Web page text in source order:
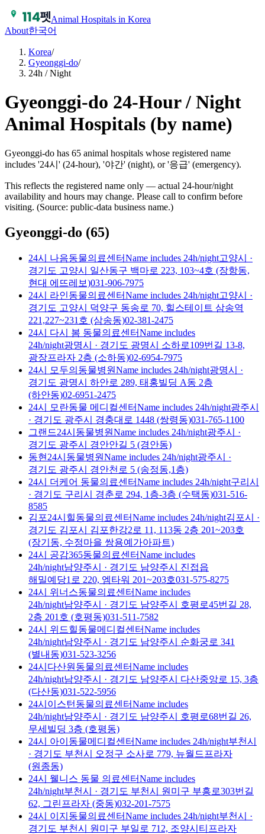
Animal Hospitals in Korea
About한국어
Korea/
Gyeonggi-do/
24h / Night
Gyeonggi-do 24-Hour / Night
Animal Hospitals (by name)
Gyeonggi-do has 65 animal hospitals whose registered name
includes '24시' (24-hour), '야간' (night), or '응급' (emergency).
This reflects the registered name only — actual 24-hour/night
availability and hours may change. Please call to confirm before
visiting. (Source: public-data business name.)
Gyeonggi-do (65)
24시 나음동물의료센터Name includes 24h/night고양시
·
경기도 고양시 일산동구 백마로 223, 103~4호 (장항동,
현대 에뜨레보)031-906-7975
24시 라인동물의료센터Name includes 24h/night고양시
·
경기도 고양시 덕양구 동송로 70, 힐스테이트 삼송역
221,227~231호 (삼송동)02-381-2475
24시 다시 봄 동물의료센터Name includes
24h/night광명시 · 경기도 광명시 소하로109번길 13-8,
광장프라자 2층 (소하동)02-6954-7975
24시 모두의동물병원Name includes 24h/night광명시
·
경기도 광명시 하안로 289, 태홍빌딩 A동 2층
(하안동)02-6951-2475
24시 모란동물 메디컬센터Name includes 24h/night광주시
· 경기도 광주시 경충대로 1448 (쌍령동)031-765-1100
그랜드24시동물병원Name includes 24h/night광주시
·
경기도 광주시 경안안길 5 (경안동)
동현24시동물병원Name includes 24h/night광주시
·
경기도 광주시 경안천로 5 (송정동,1층)
24시 더케어 동물의료센터Name includes 24h/night구리시
· 경기도 구리시 경춘로 294, 1층-3층 (수택동)031-516-
8585
김포24시힐동물의료센터Name includes 24h/night김포시
·
경기도 김포시 김포한강2로 11, 113동 2층 201~203호
(장기동, 수정마을 쌍용예가아파트)
24시 공감365동물의료센터Name includes
24h/night남양주시 · 경기도 남양주시 진접읍
해밀예당1로 220, 엠타워 201~203호031-575-8275
24시 위너스동물의료센터Name includes
24h/night남양주시 · 경기도 남양주시 호평로45번길 28,
2층 201호 (호평동)031-511-7582
24시 위드힐동물메디컬센터Name includes
24h/night남양주시 · 경기도 남양주시 순화궁로 341
(별내동)031-523-3256
24시다산원동물의료센터Name includes
24h/night남양주시 · 경기도 남양주시 다산중앙로 15, 3층
(다산동)031-522-5956
24시이스턴동물의료센터Name includes
24h/night남양주시 · 경기도 남양주시 호평로68번길 26,
무세빌딩 3층 (호평동)
24시 아이동물메디컬센터Name includes 24h/night부천시
· 경기도 부천시 오정구 소사로 779, 뉴월드프라자
(원종동)
24시 웰니스 동물 의료센터Name includes
24h/night부천시 · 경기도 부천시 원미구 부흥로303번길
62, 그린프라자 (중동)032-201-7575
24시 이지동물의료센터Name includes 24h/night부천시
·
경기도 부천시 원미구 부일로 712, 조양시티프라자